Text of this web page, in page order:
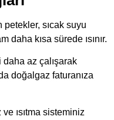
petekler, sıcak suyu
daha kısa sürede ısınır.
daha az çalışarak
doğalgaz faturanıza
ısıtma sisteminiz